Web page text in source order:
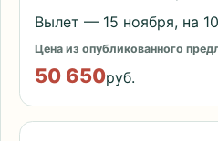
Вылет — 15 ноября, на
Цена из опубликованного
50 650руб.